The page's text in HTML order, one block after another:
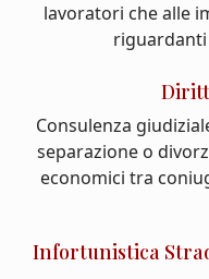
lavoratori che alle
Consulenza
separazione o
economici tra
Infortunistica